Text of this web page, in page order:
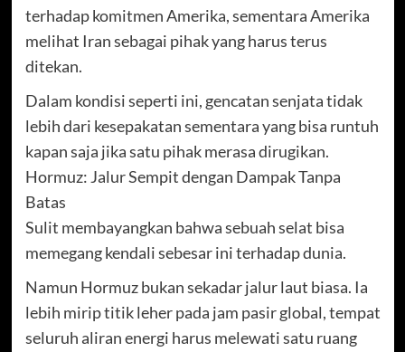
terhadap komitmen Amerika, sementara Amerika
melihat Iran sebagai pihak yang harus terus
ditekan.
Dalam kondisi seperti ini, gencatan senjata tidak
lebih dari kesepakatan sementara yang bisa runtuh
kapan saja jika satu pihak merasa dirugikan.
Hormuz: Jalur Sempit dengan Dampak Tanpa
Batas
Sulit membayangkan bahwa sebuah selat bisa
memegang kendali sebesar ini terhadap dunia.
Namun Hormuz bukan sekadar jalur laut biasa. Ia
lebih mirip titik leher pada jam pasir global, tempat
seluruh aliran energi harus melewati satu ruang